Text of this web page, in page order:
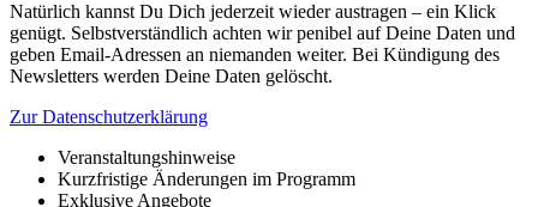
Natürlich kannst Du Dich jederzeit wieder austragen – ein Klick
genügt. Selbstverständlich achten wir penibel auf Deine Daten und
geben Email-Adressen an niemanden weiter. Bei Kündigung des
Newsletters werden Deine Daten gelöscht.
Zur Datenschutzerklärung
Veranstaltungshinweise
Kurzfristige Änderungen im Programm
Exklusive Angebote